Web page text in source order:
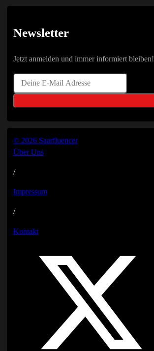
Newsletter
Jetzt anmelden und immer informiert bleiben!
© 2026 Saarfluencer
Über Uns
/
Impressum
/
Kontakt